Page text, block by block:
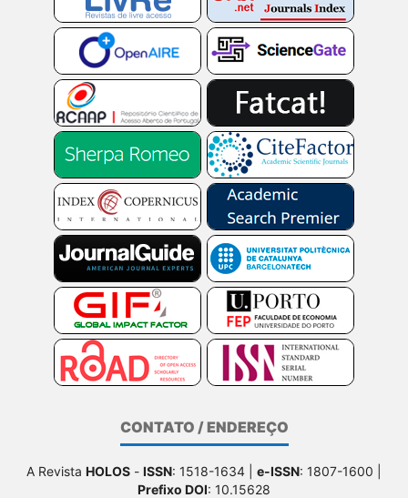
CONTATO / ENDEREÇO
A Revista HOLOS - ISSN: 1518-1634 | e-ISSN: 1807-1600 |
Prefixo DOI: 10.15628